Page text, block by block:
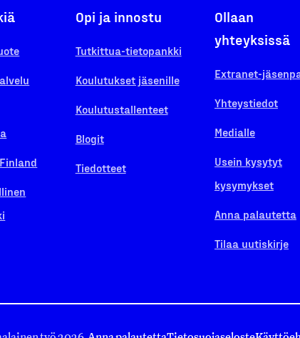
Opi ja innostu
Tutkittua-tietopankki
Koulutukset jäsenille
Koulutustallenteet
Blogit
Tiedotteet
Ollaan
yhteyksissä
Extranet-
Yhteystiedot
Medialle
Usein kysytyt
kysymykset
Anna palautetta
Tilaa uutiskirje